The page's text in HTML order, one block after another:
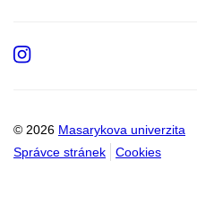
© 2026 Masarykova univerzita
Správce stránek
Cookies
Instagram